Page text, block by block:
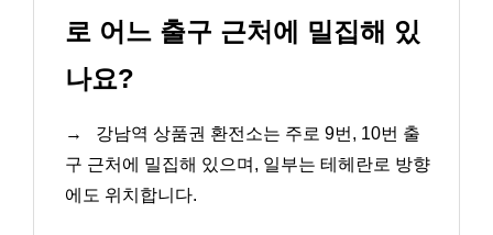
로 어느 출구 근처에 밀집해 있
나요?
→
강남역 상품권 환전소는 주로 9번, 10번 출
구 근처에 밀집해 있으며, 일부는 테헤란로 방향
에도 위치합니다.